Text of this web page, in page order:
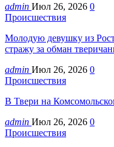
admin Июл 26, 2026 0
Происшествия
Молодую девушку из
стражу за обман
admin Июл 26, 2026 0
Происшествия
В Твери на
admin Июл 26, 2026 0
Происшествия